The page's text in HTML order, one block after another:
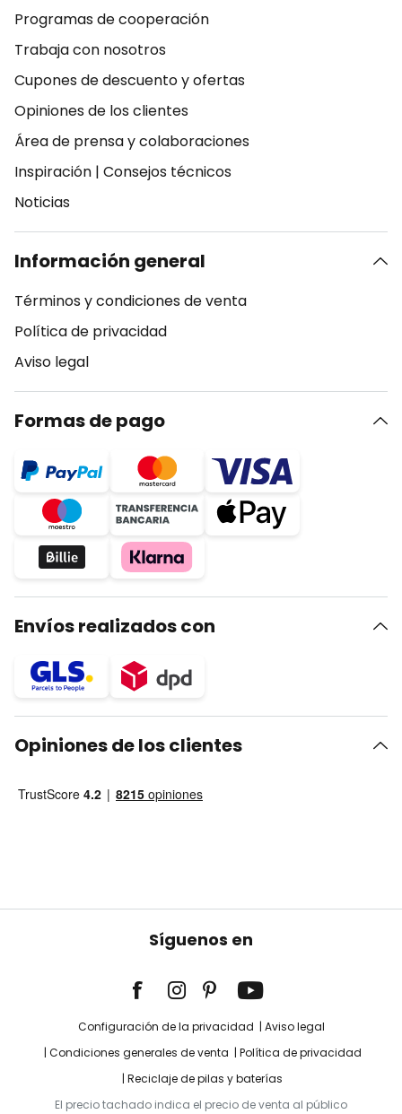
Programas de cooperación
Trabaja con nosotros
Cupones de descuento y ofertas
Opiniones de los clientes
Área de prensa y colaboraciones
Inspiración | Consejos técnicos
Noticias
Información general
Términos y condiciones de venta
Política de privacidad
Aviso legal
Formas de pago
Envíos realizados con
Opiniones de los clientes
Síguenos en
Configuración de la privacidad
Aviso legal
Condiciones generales de venta
Política de privacidad
Reciclaje de pilas y baterías
El precio tachado indica el precio de venta al público